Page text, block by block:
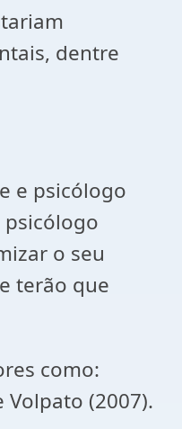
dentre
e psicólogo
o seu
terão que
como:
Volpato (2007).